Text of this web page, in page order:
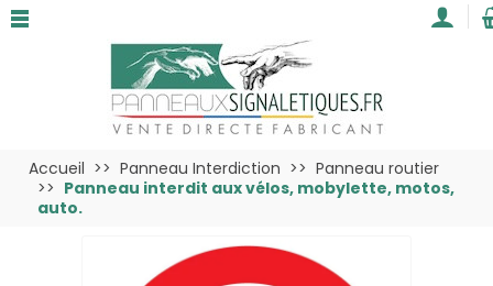
Accueil Panneau Interdiction
Panneau routier
Panneau interdit aux vélos, mobylette, motos,
auto.